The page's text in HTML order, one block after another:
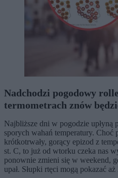
Nadchodzi pogodowy
termometrach znów
Najbliższe dni w pogodzie upłyną
sporych wahań temperatury. Choć
krótkotrwały, gorący epizod z
st. C, to już od wtorku czeka nas
ponownie zmieni się w weekend,
upał. Słupki rtęci mogą pokazać